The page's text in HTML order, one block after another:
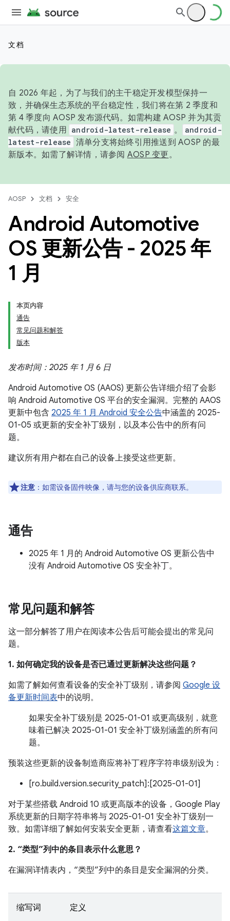
文档
自 2026 年起，为了与我们的主干稳定开发模型保持一
致，并确保生态系统的平台稳定性，我们将在第 2 季度和
第 4 季度向 AOSP 发布源代码。如需构建 AOSP 并为其贡
献代码，请使用 android-latest-release 。
android-
latest-release 清单分支将始终引用推送到 AOSP 的最
新版本。如需了解详情，请参阅 AOSP 变更。
AOSP 文档 安全
Android Automotive
OS 更新公告 - 2025 年
1 月
本页内容
通告
常见问题和解答
版本
发布时间：2025 年 1 月 6 日
Android Automotive OS (AAOS) 更新公告详细介绍了会影
响 Android Automotive OS 平台的安全漏洞。完整的 AAOS
更新中包含 2025 年 1 月 Android 安全公告中涵盖的 2025-
01-05 或更新的安全补丁级别，以及本公告中的所有问
题。
建议所有用户都在自己的设备上接受这些更新。
注意 ：如需设备固件映像，请与您的设备供应商联系。
通告
2025 年 1 月的 Android Automotive OS 更新公告中
没有 Android Automotive OS 安全补丁。
常见问题和解答
这一部分解答了用户在阅读本公告后可能会提出的常见问
题。
1. 如何确定我的设备是否已通过更新解决这些问题？
如需了解如何查看设备的安全补丁级别，请参阅 Google 设
备更新时间表中的说明。
如果安全补丁级别是 2025-01-01 或更高级别，就意
味着已解决 2025-01-01 安全补丁级别涵盖的所有问
题。
预装这些更新的设备制造商应将补丁程序字符串级别设为：
[ro.build.version.security_patch]:[2025-01-01]
对于某些搭载 Android 10 或更高版本的设备，Google Play
系统更新的日期字符串将与 2025-01-01 安全补丁级别一
致。如需详细了解如何安装安全更新，请查看这篇文章。
2. “类型”列中的条目表示什么意思？
在漏洞详情表内，“类型”列中的条目是安全漏洞的分类。
缩写词 定义